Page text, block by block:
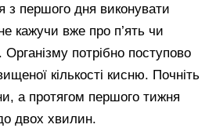
з першого дня виконувати
кажучи вже про п’ять чи
потрібно поступово
кількості кисню. Почніть
а протягом першого тижня
двох хвилин.